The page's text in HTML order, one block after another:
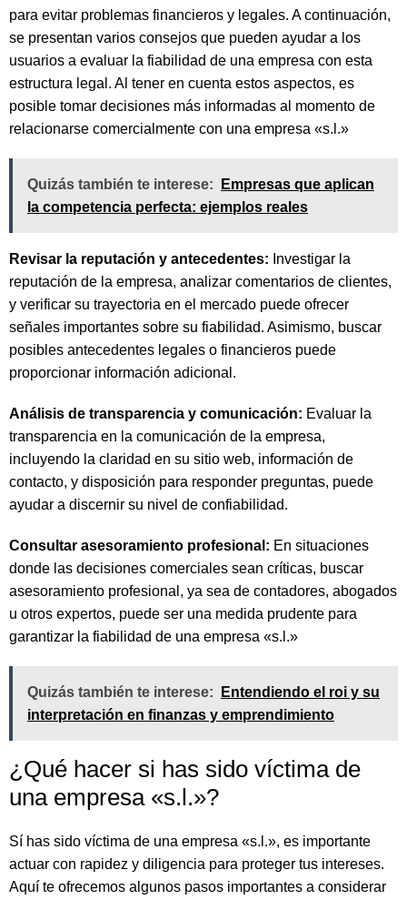
para evitar problemas financieros y legales. A continuación,
se presentan varios consejos que pueden ayudar a los
usuarios a evaluar la fiabilidad de una empresa con esta
estructura legal. Al tener en cuenta estos aspectos, es
posible tomar decisiones más informadas al momento de
relacionarse comercialmente con una empresa «s.l.»
Quizás también te interese:
Empresas que aplican
la competencia perfecta: ejemplos reales
Revisar la reputación y antecedentes: Investigar la
reputación de la empresa, analizar comentarios de clientes,
y verificar su trayectoria en el mercado puede ofrecer
señales importantes sobre su fiabilidad. Asimismo, buscar
posibles antecedentes legales o financieros puede
proporcionar información adicional.
Análisis de transparencia y comunicación: Evaluar la
transparencia en la comunicación de la empresa,
incluyendo la claridad en su sitio web, información de
contacto, y disposición para responder preguntas, puede
ayudar a discernir su nivel de confiabilidad.
Consultar asesoramiento profesional: En situaciones
donde las decisiones comerciales sean críticas, buscar
asesoramiento profesional, ya sea de contadores, abogados
u otros expertos, puede ser una medida prudente para
garantizar la fiabilidad de una empresa «s.l.»
Quizás también te interese:
Entendiendo el roi y su
interpretación en finanzas y emprendimiento
¿Qué hacer si has sido víctima de
una empresa «s.l.»?
Sí has sido víctima de una empresa «s.l.», es importante
actuar con rapidez y diligencia para proteger tus intereses.
Aquí te ofrecemos algunos pasos importantes a considerar